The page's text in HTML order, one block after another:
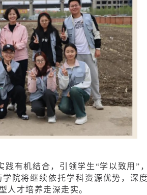
有机结合，引领学生“学以致用”
院将继续依托学科资源优势，深
人才培养走深走实。